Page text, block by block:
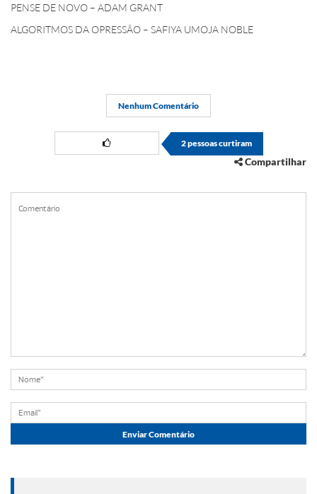
PENSE DE NOVO – ADAM GRANT
ALGORITMOS DA OPRESSÃO – SAFIYA UMOJA NOBLE
Nenhum Comentário
2pessoas curtiram
Compartilhar